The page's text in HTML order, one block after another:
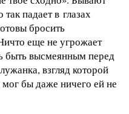
падает в глазах
бросить
еще не угрожает
быть высмеянным перед
взгляд которой
бы даже ничего ей не